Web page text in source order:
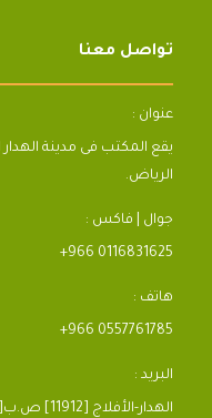
تواصل معنا
عنوان :
يقع المكتب فى مدينة
الرياض.
جوال | فاكس :
+966 0116831625
هاتف :
+966 0557761785
البريد :
[328]الهدار-الأفلاج [11912] ص.ب